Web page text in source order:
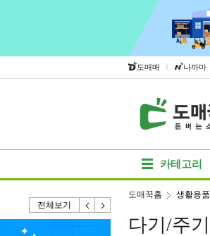
도매매 | 나까마
카테고리
전체보기
도매꾹홈 생활용품
다기/주기